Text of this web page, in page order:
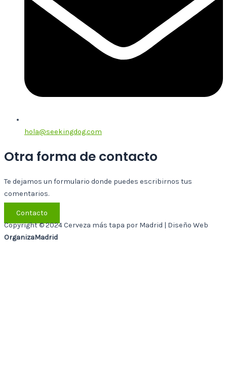
hola@seekingdog.com
Otra forma de contacto
Te dejamos un formulario donde puedes escribirnos tus
comentarios.
Contacto
Copyright © 2024 Cerveza más tapa por Madrid | Diseño Web
OrganizaMadrid